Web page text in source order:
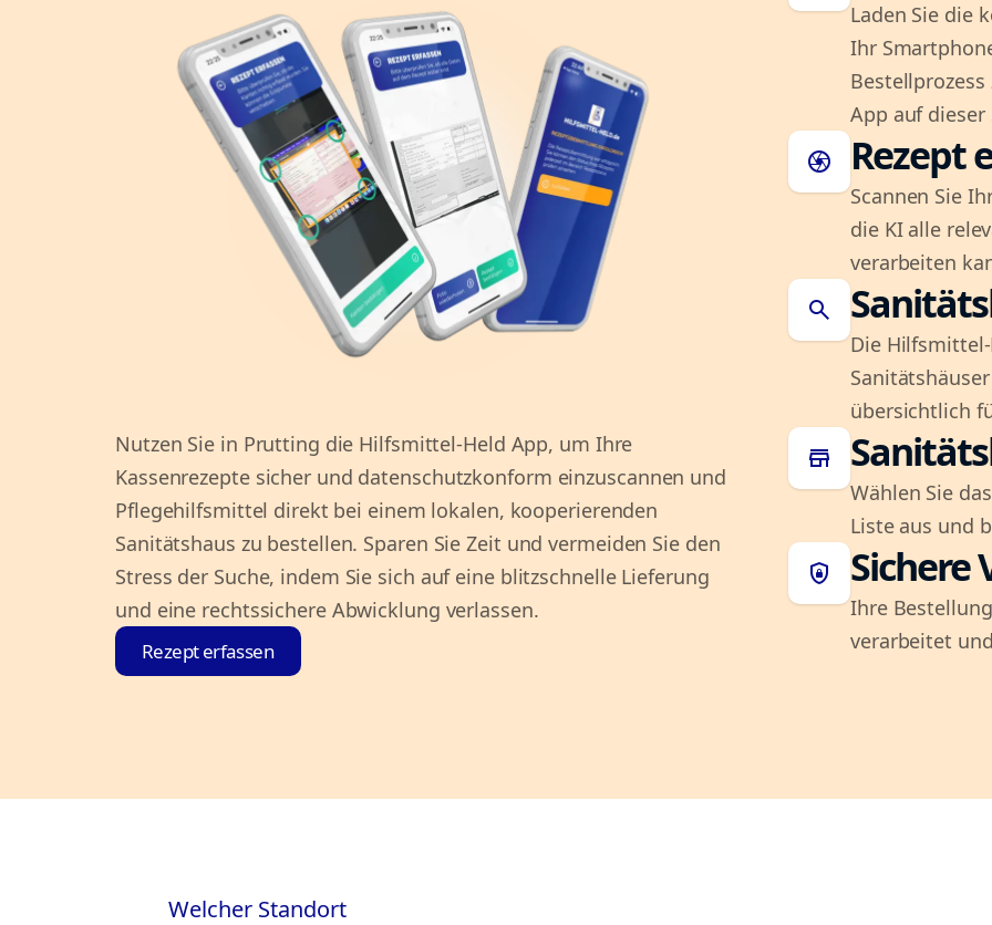
Nutzen Sie in Prutting die Hilfsmittel-Held App, um Ihre
Kassenrezepte sicher und datenschutzkonform einzuscannen und
Pflegehilfsmittel direkt bei einem lokalen, kooperierenden
Sanitätshaus zu bestellen. Sparen Sie Zeit und vermeiden Sie den
Stress der Suche, indem Sie sich auf eine blitzschnelle Lieferung
und eine rechtssichere Abwicklung verlassen.
Rezept erfassen
Laden Sie die
Ihr
App auf dieser
camera Rezept
Scannen Sie
die KI alle
verarbeiten
search
Die
übersichtlich
store
Wählen Sie
Liste aus und
shield_lock Sichere
Ihre
verarbeitet
Welcher Standort